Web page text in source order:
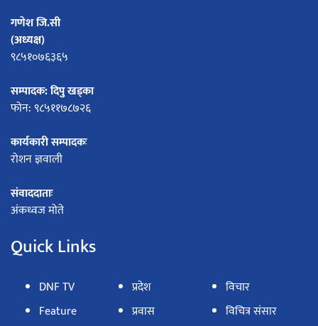
गणेश जि.सी
(अध्यक्ष)
९८५१०७६३६५
सम्पादक: दिपु खड्का
फोन: ९८५११७८७२६
कार्यकारी सम्पादकः
रोशन ज्ञवाली
संवाददाताः
अंकध्वज मोते
Quick Links
DNF TV
Feature
प्रदेश
प्रवास
विचार
विचित्र संसार